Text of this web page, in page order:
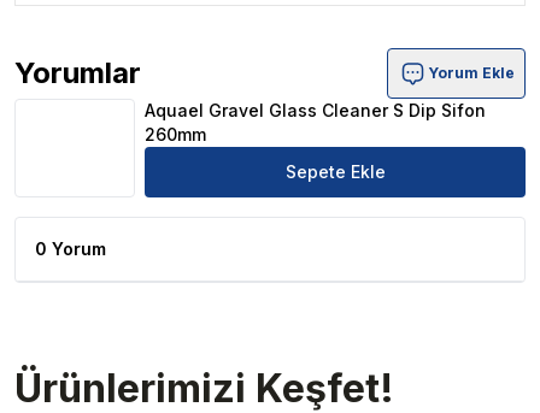
Yorumlar
Aquael Gravel Glass Cleaner S Dip Sifon 260mm Ürün
Yorum Ekle
Aquael Gravel Glass Cleaner S Dip Sifon
260mm
Sepete Ekle
0 Yorum
Ürünlerimizi Keşfet!